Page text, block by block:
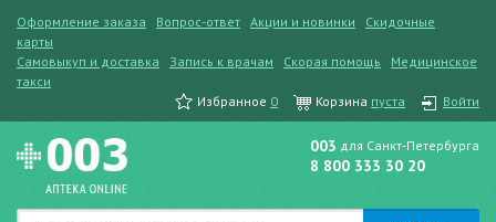
Оформление заказа Вопрос-ответ Акции и новинки
Скидочные
карты
Самовыкуп и доставка
Запись к врачам Скорая помощь
Медицинское
такси
Избранное 0 Корзина пуста Войти
003 для Санкт-Петербурга
8 800 333 30 20